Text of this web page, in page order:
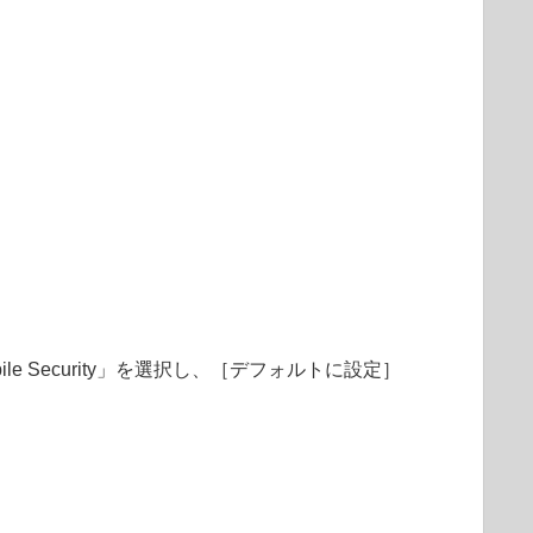
Security」を選択し、［デフォルトに設定］